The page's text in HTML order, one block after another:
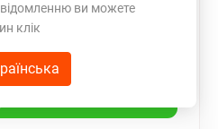
ви можете
клік